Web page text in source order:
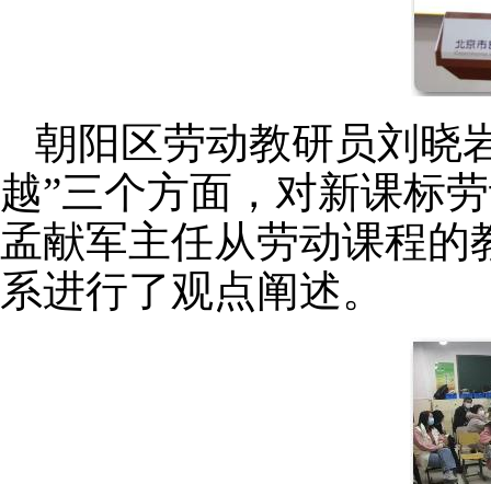
朝阳区劳动教研员刘晓
越”三个方面，对新课标
孟献军主任从劳动课程
系进行了观点阐述。